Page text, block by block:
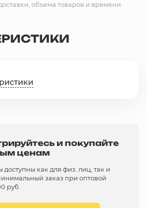
объема товаров и времени
и покупайте
ценам
как для физ. лиц, так и
заказ при оптовой
руб.